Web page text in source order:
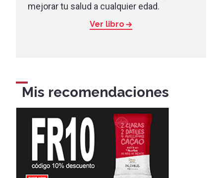
mejorar tu salud a cualquier edad.
Ver libro
Mis recomendaciones